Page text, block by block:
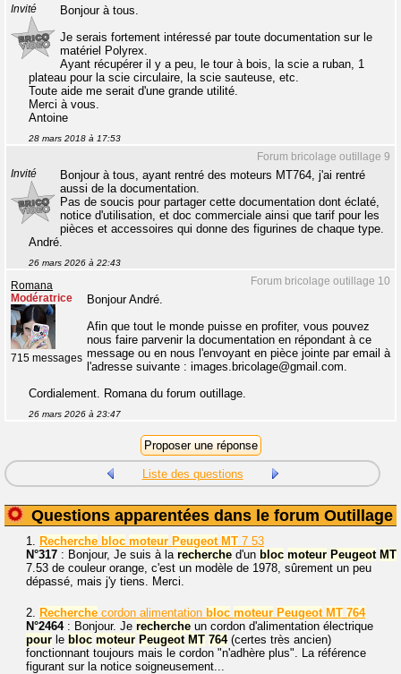
Invité
Bonjour à tous.
Je serais fortement intéressé par toute documentation sur le
matériel Polyrex.
Ayant récupérer il y a peu, le tour à bois, la scie a ruban, 1
plateau pour la scie circulaire, la scie sauteuse, etc.
Toute aide me serait d'une grande utilité.
Merci à vous.
Antoine
28 mars 2018 à 17:53
Forum bricolage outillage 9
Invité
Bonjour à tous, ayant rentré des moteurs MT764, j'ai rentré
aussi de la documentation.
Pas de soucis pour partager cette documentation dont éclaté,
notice d'utilisation, et doc commerciale ainsi que tarif pour les
pièces et accessoires qui donne des figurines de chaque type.
André.
26 mars 2026 à 22:43
Forum bricolage outillage 10
Romana
Modératrice
715 messages
Bonjour André.
Afin que tout le monde puisse en profiter, vous pouvez
nous faire parvenir la documentation en répondant à ce
message ou en nous l'envoyant en pièce jointe par email à
l'adresse suivante : images.bricolage@gmail.com.
Cordialement. Romana du forum outillage.
26 mars 2026 à 23:47
Liste des questions
Questions apparentées dans le forum Outillage
1. Recherche bloc moteur Peugeot MT 7 53
N°317 : Bonjour, Je suis à la recherche d'un bloc moteur Peugeot MT
7.53 de couleur orange, c'est un modèle de 1978, sûrement un peu
dépassé, mais j'y tiens. Merci.
2. Recherche cordon alimentation bloc moteur Peugeot MT 764
N°2464: Bonjour. Je recherche un cordon d'alimentation électrique
pour le bloc moteur Peugeot MT 764(certes très ancien)
fonctionnant toujours mais le cordon "n'adhère plus". La référence
figurant sur la notice soigneusement...